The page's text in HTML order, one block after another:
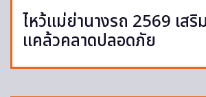
ไหว้แม่ย่านางรถ 2569 เส
แคล้วคลาดปลอดภัย